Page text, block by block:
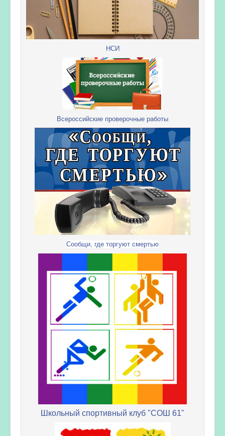
НСИ
Всероссийские проверочные работы
Сообщи, где торгуют смертью
Школьный спортивный клуб "СОШ 61"